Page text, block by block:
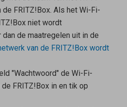
de FRITZ!Box. Als het Wi-Fi-
niet wordt
de maatregelen uit in de
van de FRITZ!Box wordt
"Wachtwoord" de Wi-Fi-
FRITZ!Box in en tik op